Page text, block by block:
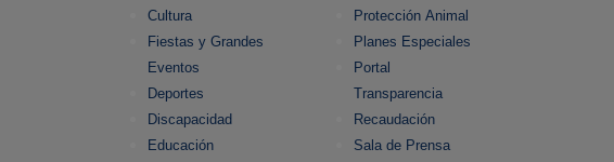
Cultura
Fiestas y Grandes
Eventos
Deportes
Discapacidad
Educación
Protección Animal
Planes Especiales
Portal
Transparencia
Recaudación
Sala de Prensa